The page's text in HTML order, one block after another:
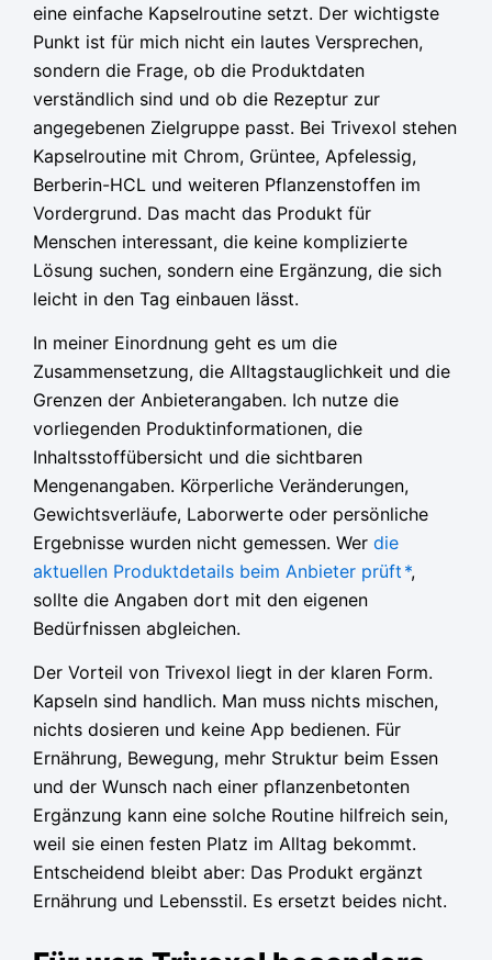
eine einfache Kapselroutine setzt. Der wichtigste
Punkt ist für mich nicht ein lautes Versprechen,
sondern die Frage, ob die Produktdaten
verständlich sind und ob die Rezeptur zur
angegebenen Zielgruppe passt. Bei Trivexol stehen
Kapselroutine mit Chrom, Grüntee, Apfelessig,
Berberin-HCL und weiteren Pflanzenstoffen im
Vordergrund. Das macht das Produkt für
Menschen interessant, die keine komplizierte
Lösung suchen, sondern eine Ergänzung, die sich
leicht in den Tag einbauen lässt.
In meiner Einordnung geht es um die
Zusammensetzung, die Alltagstauglichkeit und die
Grenzen der Anbieterangaben. Ich nutze die
vorliegenden Produktinformationen, die
Inhaltsstoffübersicht und die sichtbaren
Mengenangaben. Körperliche Veränderungen,
Gewichtsverläufe, Laborwerte oder persönliche
Ergebnisse wurden nicht gemessen. Wer die
aktuellen Produktdetails beim Anbieter prüft *,
sollte die Angaben dort mit den eigenen
Bedürfnissen abgleichen.
Der Vorteil von Trivexol liegt in der klaren Form.
Kapseln sind handlich. Man muss nichts mischen,
nichts dosieren und keine App bedienen. Für
Ernährung, Bewegung, mehr Struktur beim Essen
und der Wunsch nach einer pflanzenbetonten
Ergänzung kann eine solche Routine hilfreich sein,
weil sie einen festen Platz im Alltag bekommt.
Entscheidend bleibt aber: Das Produkt ergänzt
Ernährung und Lebensstil. Es ersetzt beides nicht.